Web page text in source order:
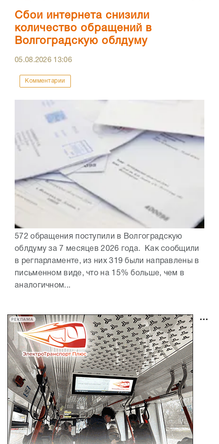
Сбои интернета снизили
количество обращений в
Волгоградскую облдуму
05.08.2026 13:06
Комментарии
572 обращения поступили в Волгоградскую
облдуму за 7 месяцев 2026 года. Как сообщили
в регпарламенте, из них 319 были направлены в
письменном виде, что на 15% больше, чем в
аналогичном...
РЕКЛАМА